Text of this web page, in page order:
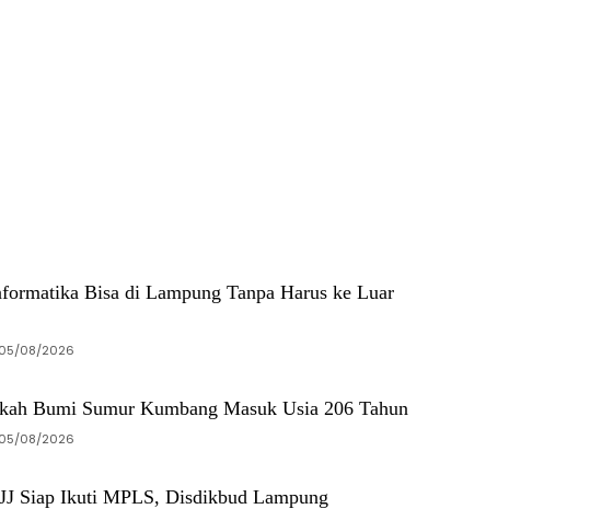
Bisa di Lampung Tanpa Harus ke Luar
05/08/2026
Bumi Sumur Kumbang Masuk Usia 206 Tahun
05/08/2026
Siap Ikuti MPLS, Disdikbud Lampung